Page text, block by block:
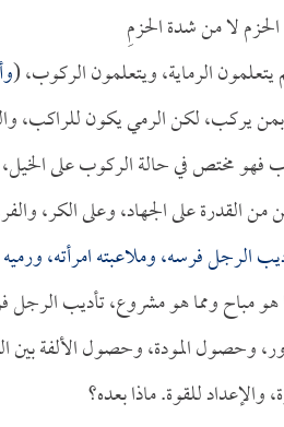
لا من شدة الحزمِ
يتعلمون الرماية، ويتعلمون الركوب، (
لكن الرمي يكون للراكب،
فهو مختص في حالة الركوب على
من القدرة على الجهاد، وعلى الكر،
الرجل فرسه، وملاعبته امرأته،
هو مباح ومما هو مشروع، تأديب الرجل
وحصول المودة، وحصول الألفة بين
والإعداد للقوة. ماذا بعده؟